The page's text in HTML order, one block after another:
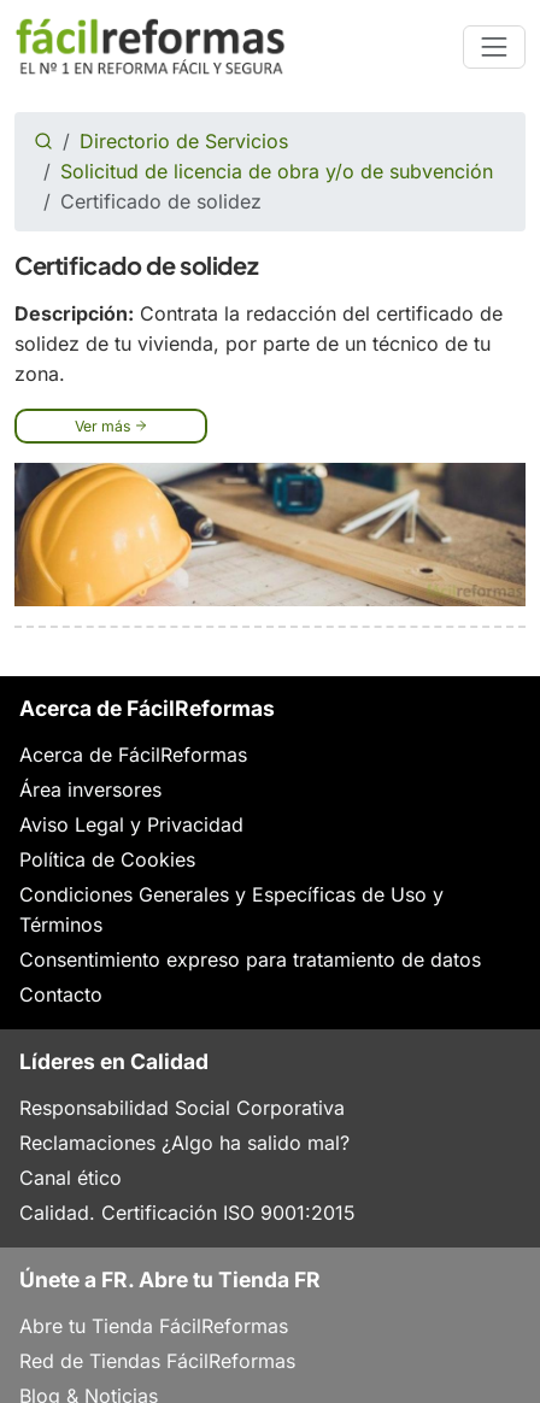
Directorio de Servicios
Solicitud de licencia de obra y/o de subvención
Certificado de solidez
Certificado de solidez
Descripción: Contrata la redacción del certificado de
solidez de tu vivienda, por parte de un técnico de tu
zona.
Ver más
Acerca de FácilReformas
Acerca de FácilReformas
Área inversores
Aviso Legal y Privacidad
Política de Cookies
Condiciones Generales y Específicas de Uso y
Términos
Consentimiento expreso para tratamiento de datos
Contacto
Líderes en Calidad
Responsabilidad Social Corporativa
Reclamaciones ¿Algo ha salido mal?
Canal ético
Calidad. Certificación ISO 9001:2015
Únete a FR. Abre tu Tienda FR
Abre tu Tienda FácilReformas
Red de Tiendas FácilReformas
Blog & Noticias